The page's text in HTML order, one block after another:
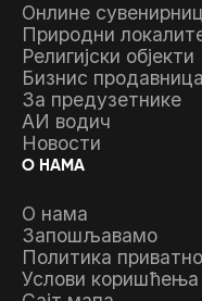
Онлине
Природни
Религијски објекти
Бизнис продавница
За предузетнике
АИ водич
Новости
О НАМА
О нама
Запошљавамо
Политика
Услови коришћења